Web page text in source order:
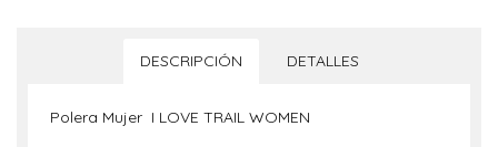
DESCRIPCIÓN DETALLES
Polera Mujer I LOVE TRAIL WOMEN